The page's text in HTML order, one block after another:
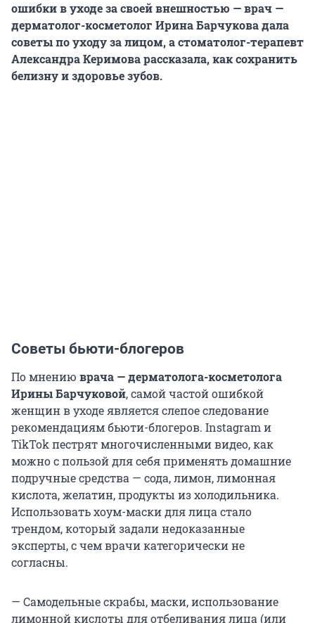
ошибки в уходе за своей внешностью — врач —
дерматолог-косметолог Ирина Барчукова дала
советы по уходу за лицом, а стоматолог-терапевт
Александра Керимова рассказала, как сохранить
белизну и здоровье зубов.
Советы бьюти-блогеров
По мнению врача — дерматолога-косметолога
Ирины Барчуковой, самой частой ошибкой
женщин в уходе является слепое следование
рекомендациям бьюти-блогеров. Instagram и
TikTok пестрят многочисленными видео, как
можно с пользой для себя применять домашние
подручные средства — сода, лимон, лимонная
кислота, желатин, продукты из холодильника.
Использовать хоум-маски для лица стало
трендом, который задали недоказанные
эксперты, с чем врачи категорически не
согласны.
— Самодельные скрабы, маски, использование
лимонной кислоты для отбеливания лица (или